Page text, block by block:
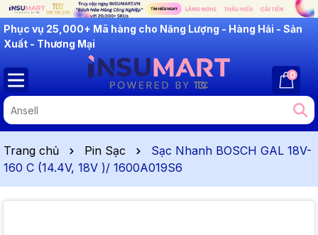
INSUMART: Lắng Nghe - Thấu Hiểu - Cải Tiến
0
Trang chủ Pin Sạc
Sạc Nhanh BOSCH GAL 18V-
160 C (14.4V, 18V )/ 1600A019S6